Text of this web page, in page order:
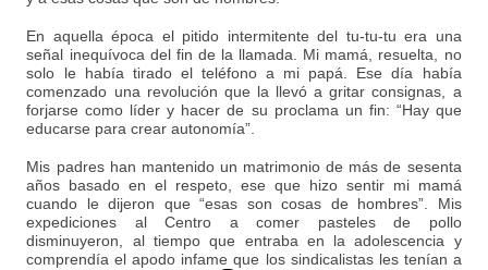
En aquella época el pitido intermitente del tu-tu-tu era una
señal inequívoca del fin de la llamada. Mi mamá, resuelta, no
solo le había tirado el teléfono a mi papá. Ese día había
comenzado una revolución que la llevó a gritar consignas, a
forjarse como líder y hacer de su proclama un fin: “Hay que
educarse para crear autonomía”.
Mis padres han mantenido un matrimonio de más de sesenta
años basado en el respeto, ese que hizo sentir mi mamá
cuando le dijeron que “esas son cosas de hombres”. Mis
expediciones al Centro a comer pasteles de pollo
disminuyeron, al tiempo que entraba en la adolescencia y
comprendía el apodo infame que los sindicalistas les tenían a